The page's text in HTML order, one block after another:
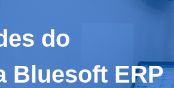
do
Bluesoft ERP